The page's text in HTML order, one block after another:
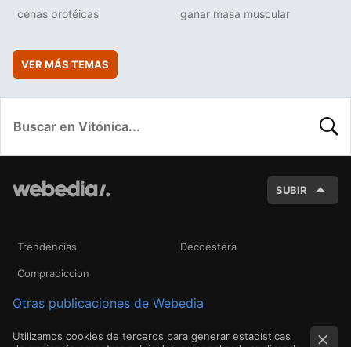
cenas protéicas ganar masa muscular
VER MÁS TEMAS
SUBIR
Trendencias Decoesfera
Compradiccion
Otras publicaciones de Webedia
Utilizamos cookies de terceros para generar estadísticas